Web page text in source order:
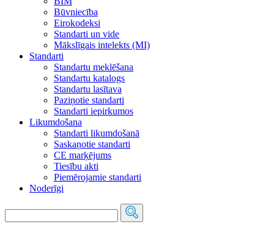
Būvniecība
Eirokodeksi
Standarti un vide
Mākslīgais intelekts (MI)
Standarti
Standartu meklēšana
Standartu katalogs
Standartu lasītava
Paziņotie standarti
Standarti iepirkumos
Likumdošana
Standarti likumdošanā
Saskaņotie standarti
CE marķējums
Tiesību akti
Piemērojamie standarti
Noderīgi